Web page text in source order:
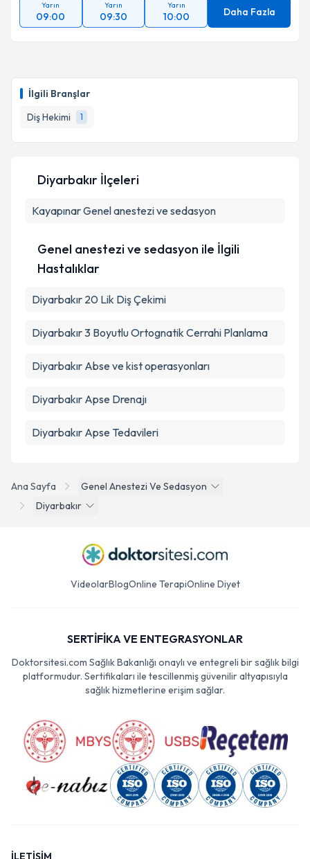
İlgili Branşlar
Diş Hekimi
1
Yarın
09:00
Yarın
09:30
Yarın
10:00 Daha Fazla
Ana Sayfa
Genel Anestezi Ve Sedasyon
Diyarbakır
Diyarbakır İlçeleri
KayapınarGenel anestezi ve sedasyon
Genel anestezi ve sedasyon ile İlgili
Hastalıklar
Diyarbakır 20 Lik Diş Çekimi
Diyarbakır 3 Boyutlu Ortognatik Cerrahi Planlama
Diyarbakır Abse ve kist operasyonları
Diyarbakır Apse Drenajı
Diyarbakır Apse Tedavileri
VideolarBlogOnline TerapiOnline Diyet
SERTİFİKA VE ENTEGRASYONLAR
Doktorsitesi.com Sağlık Bakanlığı onaylı ve entegreli bir sağlık bilgi
platformudur. Sertifikaları ile tescillenmiş güvenilir altyapısıyla
sağlık hizmetlerine erişim sağlar.
İLETİŞİM